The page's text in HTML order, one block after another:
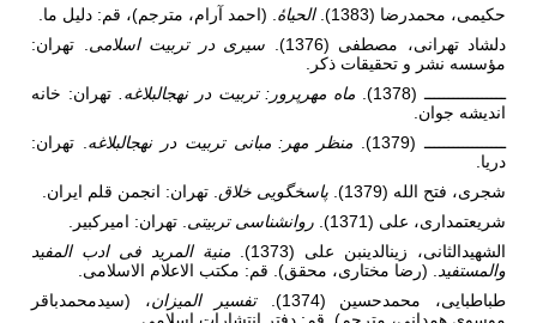
حکیمی، محمدرضا (1383).
الحیاۀ . (احمد آرام، مترجم)، قم: دلیل ما.
دلشاد تهرانی، مصطفی (1376).
سیری در تربیت اسلامی . تهران:
مؤسسه نشر و تحقیقات ذکر.
ـــــــــــــــــ (1378).
ماه مهرپرور: تربیت در نهج­البلاغه.
تهران: خانه
اندیشه جوان.
ـــــــــــــــــ (1379).
منظر مهر: مبانی تربیت در نهج­البلاغه . تهران:
دریا.
شجری، فتح الله (1379).
پاسخگویی خلاق . تهران: انجمن قلم ایران.
شریعتمداری، علی (1371).
روانشناسی تربیتی . تهران: امیرکبیر.
الشهیدالثانی، زین­الدین­بن علی (1373).
منیة المرید فی ادب المفید
والمستفید . (رضا مختاری، محقق). قم: مکتب الاعلام الاسلامی.
طباطبایی، محمدحسین (1374).
تفسیر المیزان، (سیدمحمدباقر